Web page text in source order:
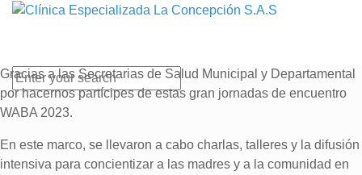
Gracias a las Secretarias de Salud Municipal y Departamental
por hacernos partícipes de estas gran jornadas de encuentro
WABA 2023.
En este marco, se llevaron a cabo charlas, talleres y la difusión
intensiva para concientizar a las madres y a la comunidad en